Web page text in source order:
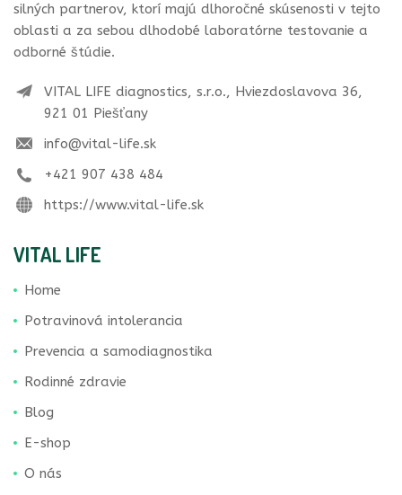
silných partnerov, ktorí majú dlhoročné skúsenosti v tejto
oblasti a za sebou dlhodobé laboratórne testovanie a
odborné štúdie.
VITAL LIFE diagnostics, s.r.o., Hviezdoslavova 36,
921 01 Piešťany
info@vital-life.sk
+421 907 438 484
https://www.vital-life.sk
VITAL LIFE
Home
Potravinová intolerancia
Prevencia a samodiagnostika
Rodinné zdravie
Blog
E-shop
O nás